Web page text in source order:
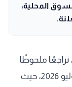
المحلية،
ملحوظًا
خلال منتصف تعاملات اليوم الثلاثاء 7 يوليو 2026، حيث